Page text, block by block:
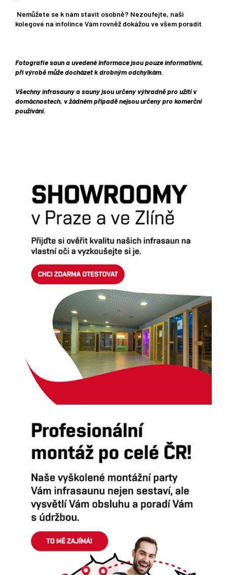
Nemůžete se k nám stavit osobně? Nezoufejte, naši
kolegové na infolince Vám rovněž dokážou ve všem poradit
Fotografie saun a uvedené informace jsou pouze informativní,
při výrobě může docházet k drobným odchylkám.
Všechny infrasauny a sauny jsou určeny výhradně pro užití v
domácnostech, v žádném případě nejsou určeny pro komerční
používání.